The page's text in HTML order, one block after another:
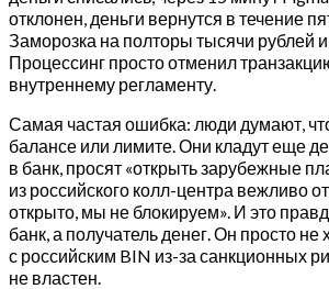
отклонен, деньги вернутся в течение
Заморозка на полторы тысячи рублей и
Процессинг просто отменил
внутреннему регламенту.
Самая частая ошибка: люди думают,
балансе или лимите. Они кладут еще
в банк, просят «открыть зарубежные
из российского колл-центра вежливо
открыто, мы не блокируем». И это
банк, а получатель денег. Он просто не
с российским BIN из-за санкционных
не властен.